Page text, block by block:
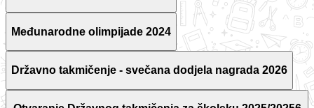
Međunarodne olimpijade 2024
Državno takmičenje - svečana dodjela nagrada 2026